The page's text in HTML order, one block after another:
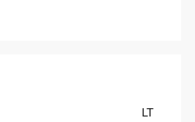
LT